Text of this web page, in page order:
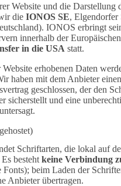
Website und die Darstellung
die IONOS SE, Elgendorfer
IONOS erbringt
innerhalb der
in die USA statt.
erhobenen Daten
haben mit dem Anbieter einen
geschlossen, der den
sicherstellt und eine
Schriftarten, die lokal auf
besteht keine Verbindung
beim Laden der
Anbieter übertragen.